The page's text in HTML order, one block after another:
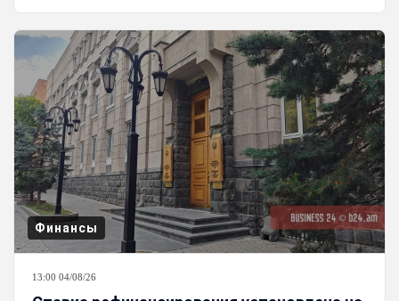
Финансы
13:00 04/08/26